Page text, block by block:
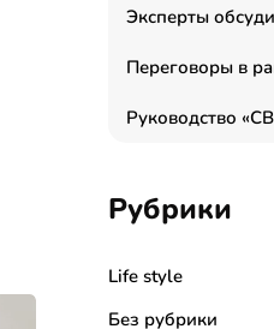
Рубрики
Life style
Без рубрики